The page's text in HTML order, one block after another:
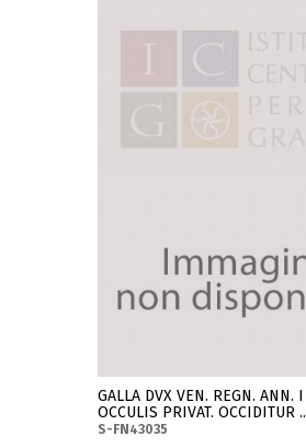
GALLA DVX VEN. REGN. ANN. I
OCCULIS PRIVAT. OCCIDITUR ..
S-FN43035